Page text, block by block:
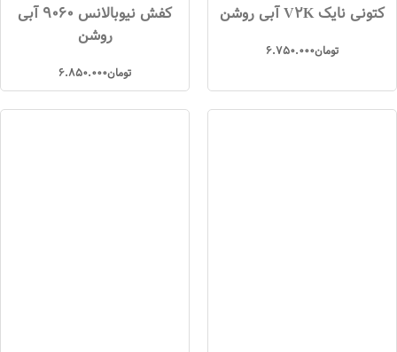
کتونی نایک V2K آبی روشن
تومان6.750.000
کفش نیوبالانس 9060 آبی
روشن
تومان6.850.000